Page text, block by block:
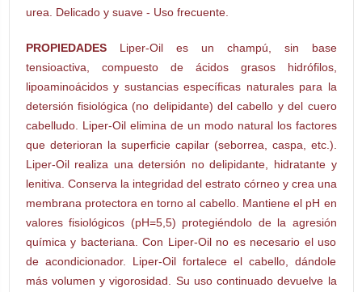
urea. Delicado y suave - Uso frecuente.
PROPIEDADESLiper-Oil es un champú, sin base
tensioactiva, compuesto de ácidos grasos hidrófilos,
lipoaminoácidos y sustancias específicas naturales para la
detersión fisiológica (no delipidante) del cabello y del cuero
cabelludo. Liper-Oil elimina de un modo natural los factores
que deterioran la superficie capilar (seborrea, caspa, etc.).
Liper-Oil realiza una detersión no delipidante, hidratante y
lenitiva. Conserva la integridad del estrato córneo y crea una
membrana protectora en torno al cabello. Mantiene el pH en
valores fisiológicos (pH=5,5) protegiéndolo de la agresión
química y bacteriana. Con Liper-Oil no es necesario el uso
de acondicionador. Liper-Oil fortalece el cabello, dándole
más volumen y vigorosidad. Su uso continuado devuelve la